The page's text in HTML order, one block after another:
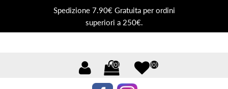
Spedizione 7.90€ Gratuita per ordini
superiori a 250€.
(0) (0)